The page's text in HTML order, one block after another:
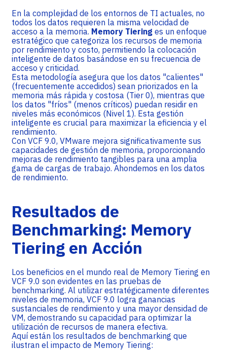
En la complejidad de los entornos de TI actuales, no
todos los datos requieren la misma velocidad de
acceso a la memoria. Memory Tiering es un enfoque
estratégico que categoriza los recursos de memoria
por rendimiento y costo, permitiendo la colocación
inteligente de datos basándose en su frecuencia de
acceso y criticidad.
Esta metodología asegura que los datos "calientes"
(frecuentemente accedidos) sean priorizados en la
memoria más rápida y costosa (Tier 0), mientras que
los datos "fríos" (menos críticos) puedan residir en
niveles más económicos (Nivel 1). Esta gestión
inteligente es crucial para maximizar la eficiencia y el
rendimiento.
Con VCF 9.0, VMware mejora significativamente sus
capacidades de gestión de memoria, proporcionando
mejoras de rendimiento tangibles para una amplia
gama de cargas de trabajo. Ahondemos en los datos
de rendimiento.
Resultados de
Benchmarking: Memory
Tiering en Acción
Los beneficios en el mundo real de Memory Tiering en
VCF 9.0 son evidentes en las pruebas de
benchmarking. Al utilizar estratégicamente diferentes
niveles de memoria, VCF 9.0 logra ganancias
sustanciales de rendimiento y una mayor densidad de
VM, demostrando su capacidad para optimizar la
utilización de recursos de manera efectiva.
Aquí están los resultados de benchmarking que
ilustran el impacto de Memory Tiering: